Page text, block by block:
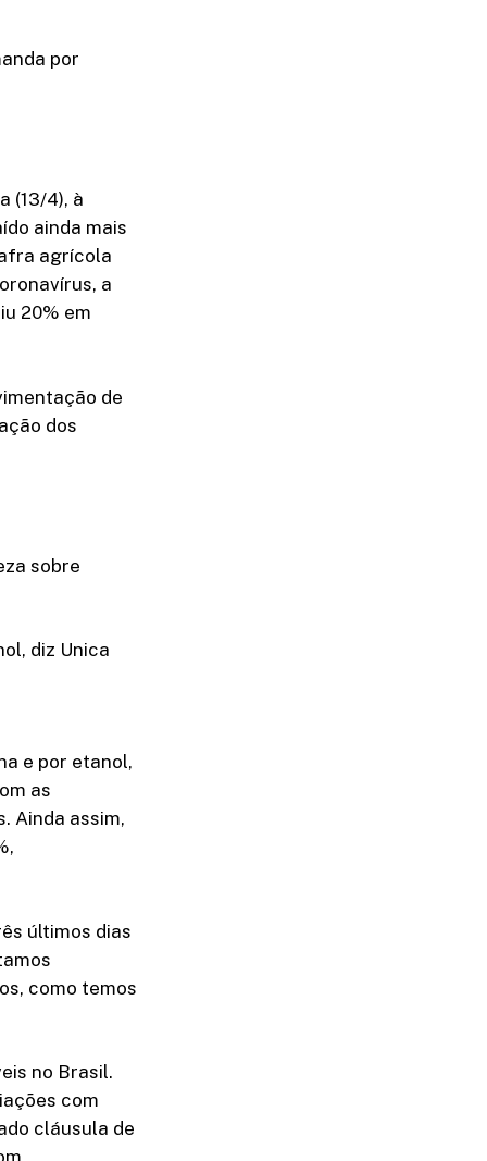
por
(13/4), à
ainda mais
agrícola
a
20% em
de
dos
sobre
diz Unica
e por etanol,
as
Ainda assim,
últimos dias
como temos
no Brasil.
com
cláusula de